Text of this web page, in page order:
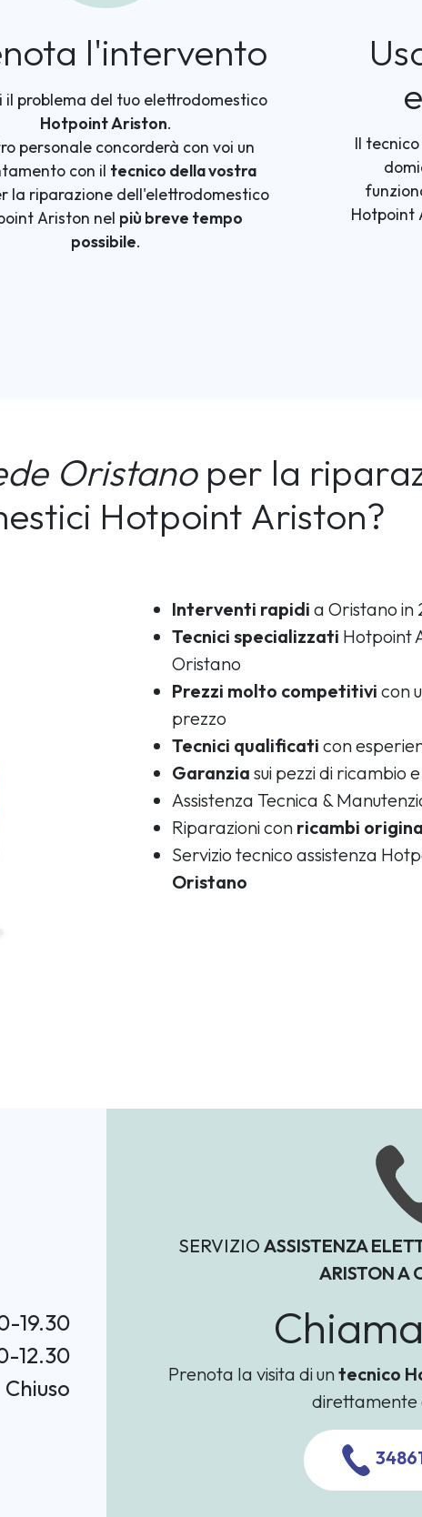
l'intervento
il problema del tuo elettrodomestico
Hotpoint Ariston.
personale concorderà con voi un
con il tecnico della vostra
la riparazione dell'elettrodomestico
Ariston nel più breve tempo
possibile.
Il
Hotpoint
Oristanoper la
Hotpoint Ariston?
Interventi rapidi a Oristano in
Tecnici specializzati Hotpoint
Oristano
Prezzi molto competitivi con
prezzo
Tecnici qualificati con
Garanzia sui pezzi di ricambio
Assistenza Tecnica &
Riparazioni con ricambi
Servizio tecnico assistenza
Oristano
19.30
12.30
Chiuso
SERVIZIO ASSISTENZA
ARISTON A
Prenota la visita di untecnico
direttamente